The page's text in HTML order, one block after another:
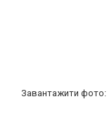
Завантажити фото: